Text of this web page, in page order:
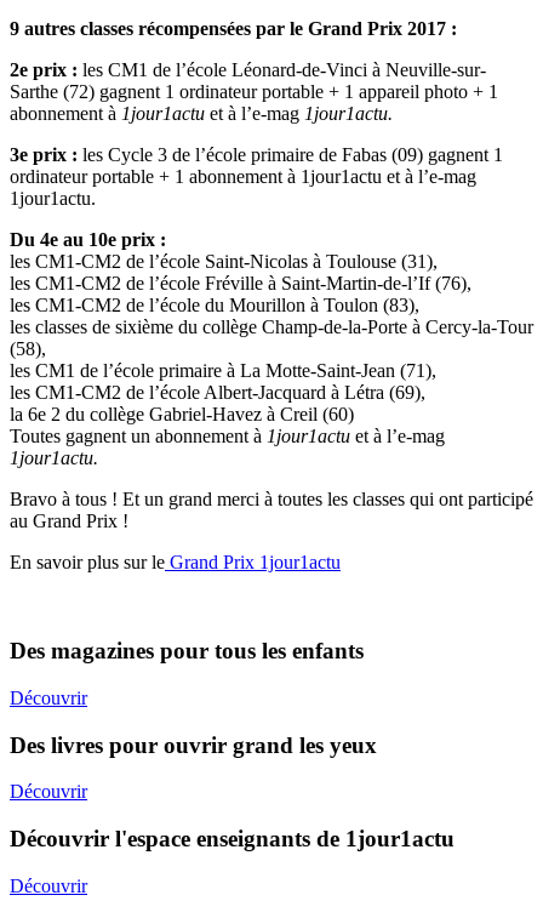
9 autres classes récompensées par le Grand Prix 2017 :
2e prix : les CM1 de l’école Léonard-de-Vinci à Neuville-sur-
Sarthe (72) gagnent 1 ordinateur portable + 1 appareil photo + 1
abonnement à 1jour1actu et à l’e-mag 1jour1actu.
3e prix : les Cycle 3 de l’école primaire de Fabas (09) gagnent 1
ordinateur portable + 1 abonnement à 1jour1actu et à l’e-mag
1jour1actu.
Du 4e au 10e prix :
les CM1-CM2 de l’école Saint-Nicolas à Toulouse (31),
les CM1-CM2 de l’école Fréville à Saint-Martin-de-l’If (76),
les CM1-CM2 de l’école du Mourillon à Toulon (83),
les classes de sixième du collège Champ-de-la-Porte à Cercy-la-Tour
(58),
les CM1 de l’école primaire à La Motte-Saint-Jean (71),
les CM1-CM2 de l’école Albert-Jacquard à Létra (69),
la 6e 2 du collège Gabriel-Havez à Creil (60)
Toutes gagnent un abonnement à 1jour1actu et à l’e-mag
1jour1actu.
Bravo à tous ! Et un grand merci à toutes les classes qui ont participé
au Grand Prix !
En savoir plus sur le Grand Prix 1jour1actu
Des magazines pour tous les enfants
Découvrir
Des livres pour ouvrir grand les yeux
Découvrir
Découvrir l'espace enseignants de 1jour1actu
Découvrir